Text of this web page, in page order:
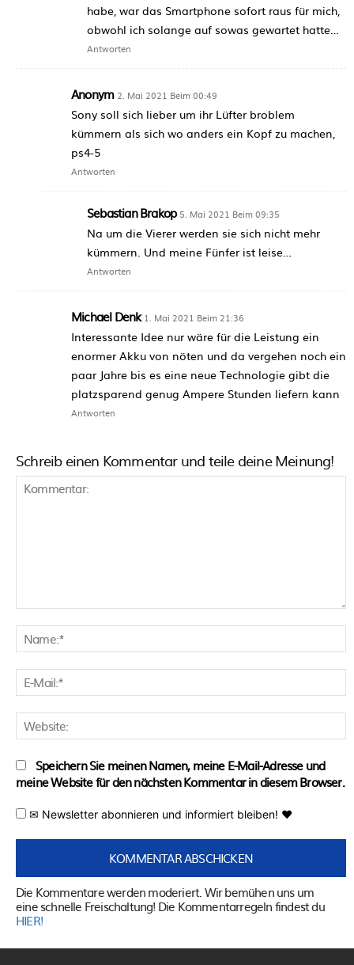
habe, war das Smartphone sofort raus für mich,
obwohl ich solange auf sowas gewartet hatte…
Antworten
Anonym 2. Mai 2021 Beim 00:49
Sony soll sich lieber um ihr Lüfter broblem
kümmern als sich wo anders ein Kopf zu machen,
ps4-5
Antworten
Sebastian Brakop 5. Mai 2021 Beim 09:35
Na um die Vierer werden sie sich nicht mehr
kümmern. Und meine Fünfer ist leise…
Antworten
Michael Denk 1. Mai 2021 Beim 21:36
Interessante Idee nur wäre für die Leistung ein
enormer Akku von nöten und da vergehen noch ein
paar Jahre bis es eine neue Technologie gibt die
platzsparend genug Ampere Stunden liefern kann
Antworten
Schreib einen Kommentar und teile deine Meinung!
Speichern Sie meinen Namen, meine E-Mail-Adresse und
meine Website für den nächsten Kommentar in diesem Browser.
✉ Newsletter abonnieren und informiert bleiben! ♥
Die Kommentare werden moderiert. Wir bemühen uns um
eine schnelle Freischaltung! Die Kommentarregeln findest du
HIER!